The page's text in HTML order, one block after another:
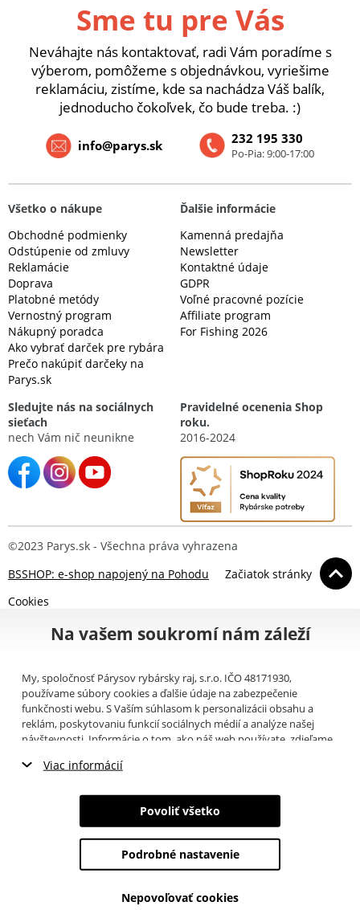
Sme tu pre Vás
Neváhajte nás kontaktovať, radi Vám poradíme s
výberom, pomôžeme s objednávkou, vyriešime
reklamáciu, zistíme, kde sa nachádza Váš balík,
jednoducho čokoľvek, čo bude treba. :)
232 195 330
Po-Pia: 9:00-17:00
info@parys.sk
Všetko o nákupe
Obchodné podmienky
Odstúpenie od zmluvy
Reklamácie
Doprava
Platobné metódy
Vernostný program
Nákupný poradca
Ako vybrať darček pre rybára
Prečo nakúpiť darčeky na
Parys.sk
Ďalšie informácie
Kamenná predajňa
Newsletter
Kontaktné údaje
GDPR
Voľné pracovné pozície
Affiliate program
For Fishing 2026
Sledujte nás na sociálnych
sieťach
nech Vám nič neunikne
Pravidelné ocenenia Shop
roku.
2016-2024
©2023 Parys.sk - Všechna práva vyhrazena
BSSHOP: e-shop napojený na Pohodu
Začiatok stránky
Cookies
Na vašem soukromí nám záleží
My, spoločnosť Párysov rybársky raj, s.r.o. IČO 48171930,
používame súbory cookies a ďalšie údaje na zabezpečenie
funkčnosti webu. S Vaším súhlasom k personalizácii obsahu a
reklám, poskytovaniu funkcií sociálnych médií a analýze našej
návštevnosti. Informácie o tom, ako náš web používate, zdieľame
(napríklad Google).Tu
informáciami, ktoré ste im poskytli alebo ktoré získali v dôsledku
toho, že používate ich služby. Tieto údaje zahŕňajú cookies, dáta z
ďalších úložísk, IP adresu a ďalšie informácie spojené s prezeraním
Viac informácií
Nevyhnutné cookies
Marketingové cookies
Údaje o používateľoch
Povoliť všetko
Podrobné nastavenie
Nepovoľovať cookies